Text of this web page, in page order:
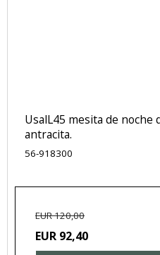
UsalL45 mesita de noche
antracita.
56-918300
EUR 120,00
EUR 92,40